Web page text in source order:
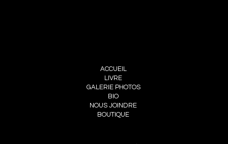
ACCUEIL
LIVRE
GALERIE PHOTOS
BIO
NOUS JOINDRE
BOUTIQUE